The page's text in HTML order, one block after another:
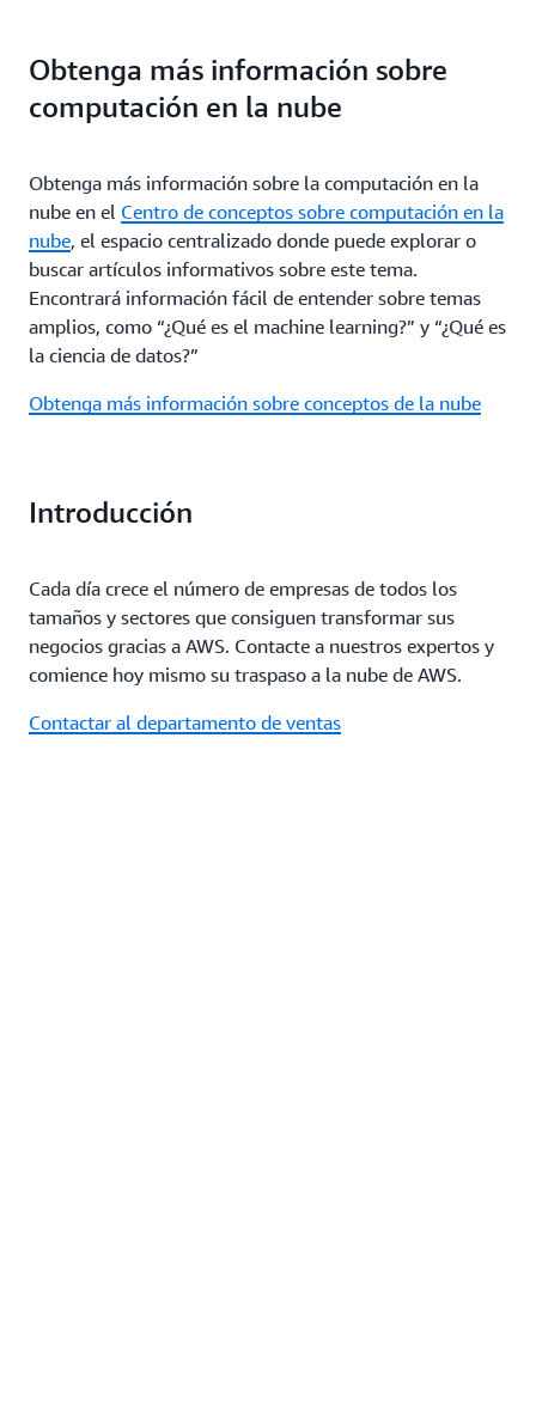
Obtenga más información sobre
computación en la nube
Obtenga más información sobre la computación en la
nube en el Centro de conceptos sobre computación en la
nube, el espacio centralizado donde puede explorar o
buscar artículos informativos sobre este tema.
Encontrará información fácil de entender sobre temas
amplios, como “¿Qué es el machine learning?” y “¿Qué es
la ciencia de datos?”
Obtenga más información sobre conceptos de la nube
Introducción
Cada día crece el número de empresas de todos los
tamaños y sectores que consiguen transformar sus
negocios gracias a AWS. Contacte a nuestros expertos y
comience hoy mismo su traspaso a la nube de AWS.
Contactar al departamento de ventas